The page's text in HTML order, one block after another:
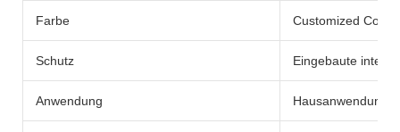
Farbe Customized Color
Schutz Eingebaute
Anwendung Hausanwendung